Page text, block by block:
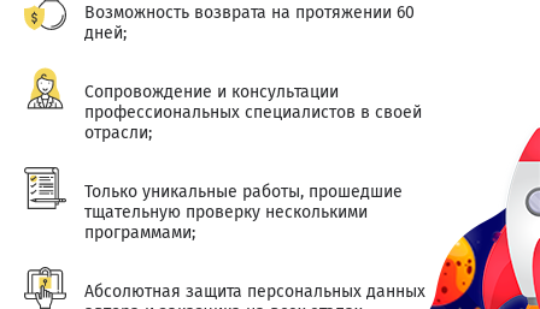
Возможность возврата на протяжении 60
дней;
Сопровождение и консультации
профессиональных специалистов в своей
отрасли;
Только уникальные работы, прошедшие
тщательную проверку несколькими
программами;
Абсолютная защита персональных данных